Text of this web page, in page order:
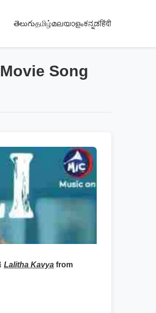
తెలుగుதமிழ்മലയാളംಕನ್ನಡहिंदी
Song
Lalitha Kavya from